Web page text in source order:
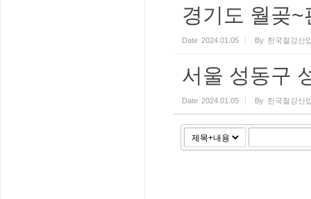
경기도 월곶
Date 2024.01.05 By 한국철강산
서울 성동구
Date 2024.01.05 By 한국철강산